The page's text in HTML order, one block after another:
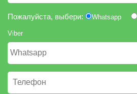
Пожалуйста, выбери: Whatsapp
Viber